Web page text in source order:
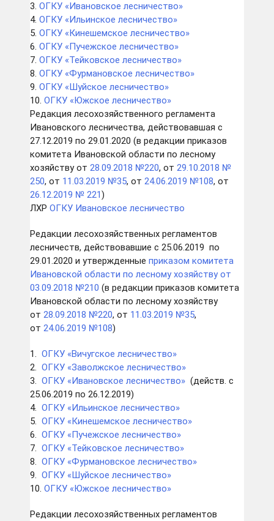
3. ОГКУ «Ивановское лесничество»
4. ОГКУ «Ильинское лесничество»
5. ОГКУ «Кинешемское лесничество»
6. ОГКУ «Пучежское лесничество»
7. ОГКУ «Тейковское лесничество»
8. ОГКУ «Фурмановское лесничество»
9. ОГКУ «Шуйское лесничество»
10. ОГКУ «Южское лесничество»
Редакция лесохозяйственного регламента
Ивановского лесничества, действовавшая с
27.12.2019 по 29.01.2020 (в редакции приказов
комитета Ивановской области по лесному
хозяйству от 28.09.2018 №220, от 29.10.2018 №
250, от 11.03.2019 №35, от 24.06.2019 №108, от
26.12.2019 № 221)
ЛХР ОГКУ Ивановское лесничество
Редакции лесохозяйственных регламентов
лесничеств, действовавшие с 25.06.2019 по
29.01.2020 и утвержденные приказом комитета
Ивановской области по лесному хозяйству от
03.09.2018 №210 (в редакции приказов комитета
Ивановской области по лесному хозяйству
от 28.09.2018 №220, от 11.03.2019 №35,
от 24.06.2019 №108)
1. ОГКУ «Вичугское лесничество»
2. ОГКУ «Заволжское лесничество»
3. ОГКУ «Ивановское лесничество» (действ. с
25.06.2019 по 26.12.2019)
4. ОГКУ «Ильинское лесничество»
5. ОГКУ «Кинешемское лесничество»
6. ОГКУ «Пучежское лесничество»
7. ОГКУ «Тейковское лесничество»
8. ОГКУ «Фурмановское лесничество»
9. ОГКУ «Шуйское лесничество»
10. ОГКУ «Южское лесничество»
Редакции лесохозяйственных регламентов